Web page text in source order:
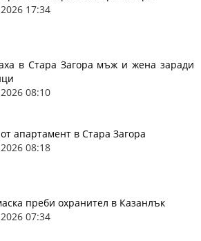
17:34
в Стара Загора мъж и жена заради
08:10
апартамент в Стара Загора
08:18
преби охранител в Казанлък
07:34